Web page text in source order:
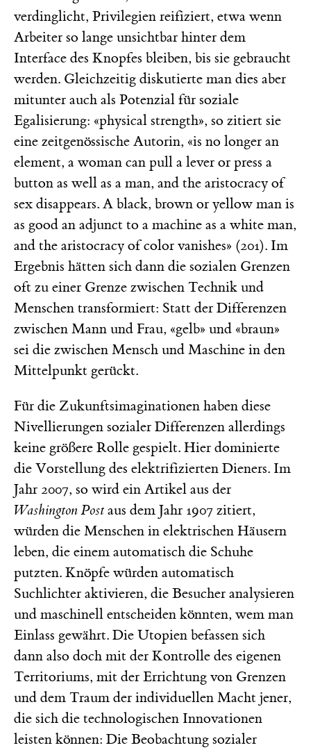
verdinglicht, Privilegien reifiziert, etwa wenn
Arbeiter so lange unsichtbar hinter dem
Interface des Knopfes bleiben, bis sie gebraucht
werden. Gleichzeitig diskutierte man dies aber
mitunter auch als Potenzial für soziale
Egalisierung: «physical strength», so zitiert sie
eine zeitgenössische Autorin, «is no longer an
element, a woman can pull a lever or press a
button as well as a man, and the aristocracy of
sex disappears. A black, brown or yellow man is
as good an adjunct to a machine as a white man,
and the aristocracy of color vanishes» (201). Im
Ergebnis hätten sich dann die sozialen Grenzen
oft zu einer Grenze zwischen Technik und
Menschen transformiert: Statt der Differenzen
zwischen Mann und Frau, «gelb» und «braun»
sei die zwischen Mensch und Maschine in den
Mittelpunkt gerückt.
Für die Zukunftsimaginationen haben diese
Nivellierungen sozialer Differenzen allerdings
keine größere Rolle gespielt. Hier dominierte
die Vorstellung des elektrifizierten Dieners. Im
Jahr 2007, so wird ein Artikel aus der
Washington Post aus dem Jahr 1907 zitiert,
würden die Menschen in elektrischen Häusern
leben, die einem automatisch die Schuhe
putzten. Knöpfe würden automatisch
Suchlichter aktivieren, die Besucher analysieren
und maschinell entscheiden könnten, wem man
Einlass gewährt. Die Utopien befassen sich
dann also doch mit der Kontrolle des eigenen
Territoriums, mit der Errichtung von Grenzen
und dem Traum der individuellen Macht jener,
die sich die technologischen Innovationen
leisten können: Die Beobachtung sozialer